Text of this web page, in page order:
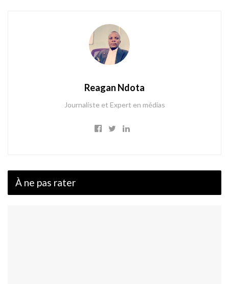
Reagan Ndota
Journaliste et Expert en médias
À ne pas rater